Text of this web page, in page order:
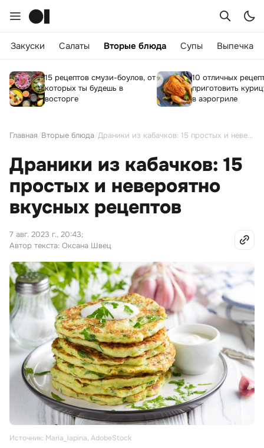
Закуски Салаты Вторые блюда Супы Выпечка
15 рецептов смузи-боулов, от
которых ты будешь в
восторге
10 отличных
приготовить
в аэрогриле
Главная Вторые блюда Драники из кабачков: 15 простых и невероятно вкусных рецептов
Драники из кабачков: 15
простых и невероятно
вкусных рецептов
7 авг. 2023 г., 20:43;
Автор текста: Оксана Швец
Источник: Maria_lapina, AdobeStock